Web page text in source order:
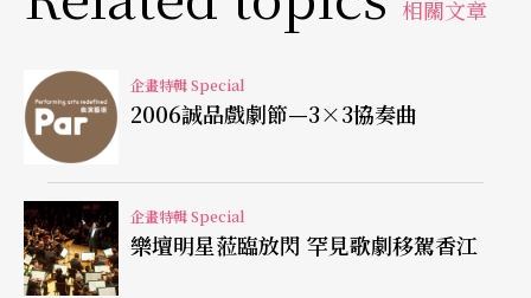
似有斷裂之虞。後人類的科技身體（尤其在黃贊倫
更讓身體成為後人類存在的主要依據。但在《柯基
托斯》音樂劇場中的敘事內容則是強調身體、情
感、記憶被機器人取代的二元對立思維，而使得人
類身體與機器人的科技身體之間的關係顯得格格不
入。
相關文章
企畫特輯 Special
2006誠品戲劇節—3×3協奏曲
企畫特輯 Special
樂壇明星蒞臨放閃 罕見歌劇移駕香江